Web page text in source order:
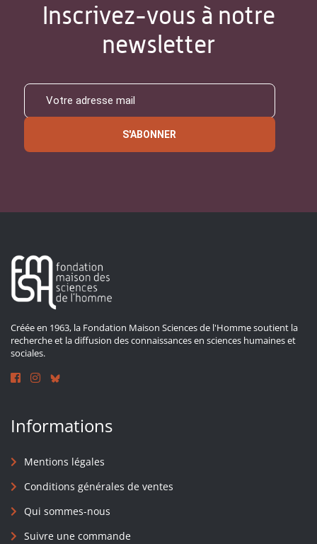
Inscrivez-vous à notre
newsletter
S'ABONNER
Créée en 1963, la Fondation Maison Sciences de l'Homme soutient la
recherche et la diffusion des connaissances en sciences humaines et
sociales.
Informations
Mentions légales
Conditions générales de ventes
Qui sommes-nous
Suivre une commande